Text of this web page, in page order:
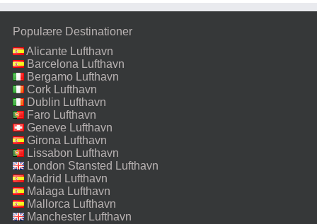
Populære Destinationer
Alicante Lufthavn
Barcelona Lufthavn
Bergamo Lufthavn
Cork Lufthavn
Dublin Lufthavn
Faro Lufthavn
Geneve Lufthavn
Girona Lufthavn
Lissabon Lufthavn
London Stansted Lufthavn
Madrid Lufthavn
Malaga Lufthavn
Mallorca Lufthavn
Manchester Lufthavn